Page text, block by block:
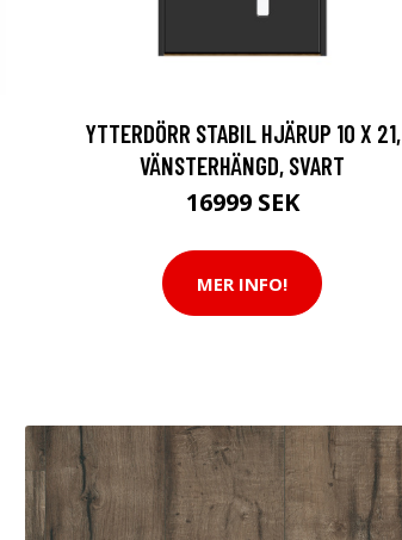
YTTERDÖRR STABIL HJÄRUP 10 X 21,
VÄNSTERHÄNGD, SVART
16999 SEK
MER INFO!